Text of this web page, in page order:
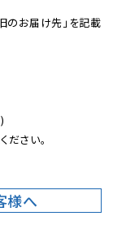
のお届け先」を記載
ださい。
様へ